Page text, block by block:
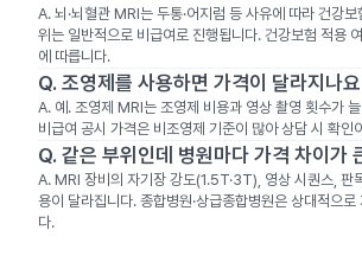
A. 뇌·뇌혈관 MRI는 두통·어지럼 등 사유에 따라 건강
위는 일반적으로 비급여로 진행됩니다. 건강보험 적용
에 따릅니다.
Q. 조영제를 사용하면 가격이 달라지나
A. 예. 조영제 MRI는 조영제 비용과 영상 촬영 횟수가
비급여 공시 가격은 비조영제 기준이 많아 상담 시 확인
Q. 같은 부위인데 병원마다 가격 차이가
A. MRI 장비의 자기장 강도(1.5T·3T), 영상 시퀀스, 판
용이 달라집니다. 종합병원·상급종합병원은 상대적으로
다.